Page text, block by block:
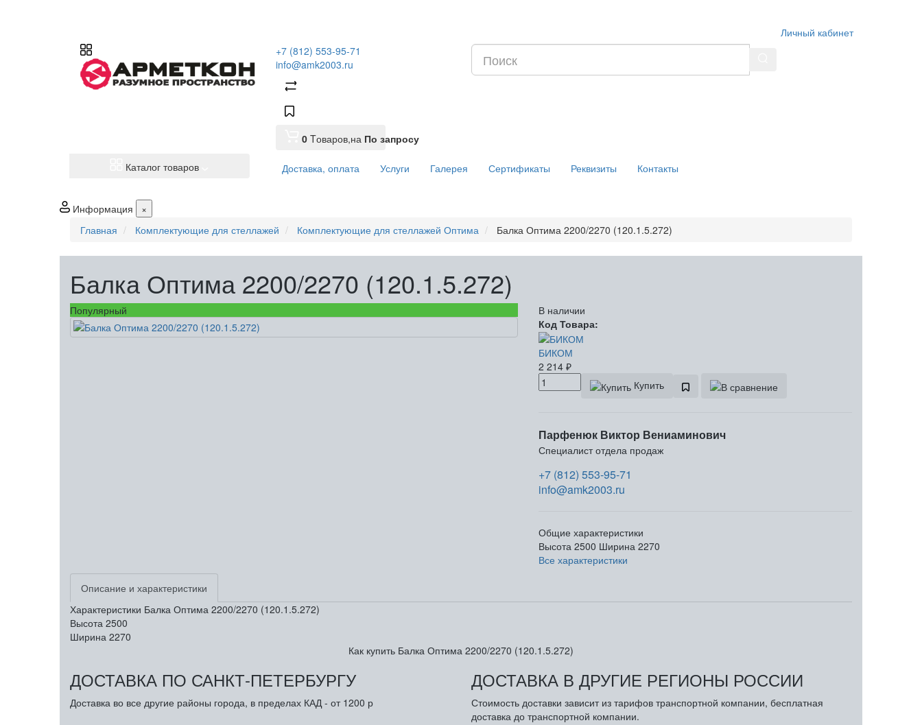
Личный кабинет
+7 (812) 553-95-71
info@amk2003.ru
0 Tоваров,на По запросу
Каталог товаров Доставка, оплата Услуги Галерея Сертификаты Реквизиты Контакты
Информация
×
Главная
Комплектующие для стеллажей Комплектующие для стеллажей Оптима Балка Оптима 2200/2270 (120.1.5.272)
Балка Оптима 2200/2270 (120.1.5.272)
Популярный
В наличии
Код Товара:
БИКОМ
2 214₽
Купить
Парфенюк Виктор Вениаминович
Специалист отдела продаж
+7 (812) 553-95-71
info@amk2003.ru
Общие характеристики
Высота 2500 Ширина 2270
Все характеристики
Описание и характеристики
Характеристики Балка Оптима 2200/2270 (120.1.5.272)
Высота 2500
Ширина 2270
Как купить Балка Оптима 2200/2270 (120.1.5.272)
ДОСТАВКА ПО САНКТ-ПЕТЕРБУРГУ
Доставка во все другие районы города, в пределах КАД - от 1200 р
ДОСТАВКА В ДРУГИЕ РЕГИОНЫ РОССИИ
Стоимость доставки зависит из тарифов транспортной компании, бесплатная
доставка до транспортной компании.